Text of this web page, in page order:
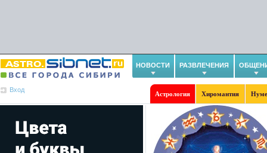
НОВОСТИ РАЗВЛЕЧЕНИЯ
Вход
Астрология Хиромантия